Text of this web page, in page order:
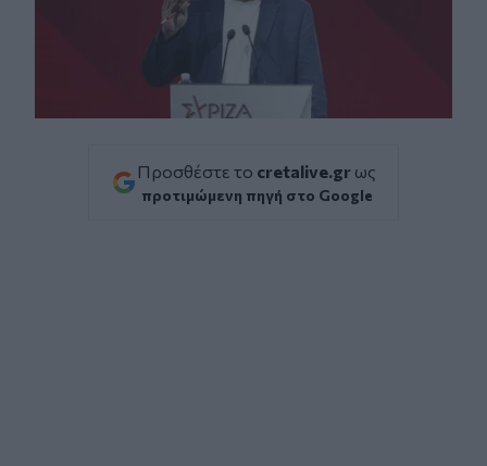
Προσθέστε το cretalive.gr ως
προτιμώμενη πηγή στο Google